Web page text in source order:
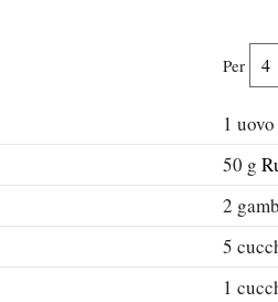
Per
1 uovo
50 g
2
5
1